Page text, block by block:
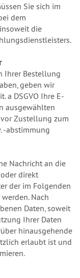
Sie sich im
dem
die
Ihrer Bestellung
geben wir
a DSGVO Ihre E-
ausgewählten
Zustellung zum
-abstimmung
Nachricht an die
direkt
der im Folgenden
Nach
Daten, soweit
Ihrer Daten
hinausgehende
erlaubt ist und